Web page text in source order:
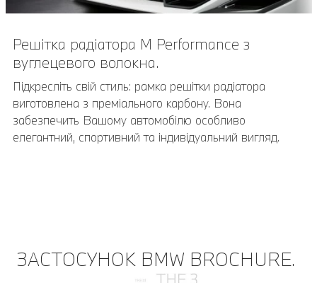
Решітка радіатора M Performance з
вуглецевого волокна.
Підкресліть свій стиль: рамка решітки радіатора
виготовлена з преміального карбону. Вона
забезпечить Вашому автомобілю особливо
елегантний, спортивний та індивідуальний вигляд.
ЗАСТОСУНОК BMW BROCHURE.